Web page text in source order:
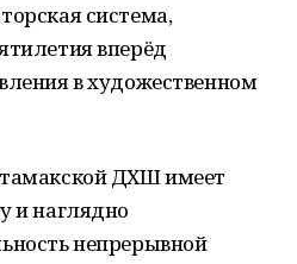
система,
вперёд
в художественном
ДХШ имеет
и наглядно
непрерывной